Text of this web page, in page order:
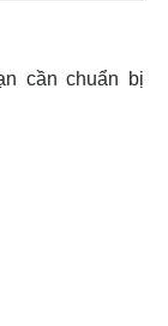
cần chuẩn bị